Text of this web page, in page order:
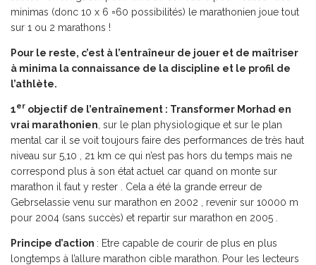
minimas (donc 10 x 6 =60 possibilités) le marathonien joue tout
sur 1 ou 2 marathons !
Pour le reste, c’est à l’entraîneur de jouer et de maîtriser
à minima la connaissance de la discipline et le profil de
l’athlète.
1er objectif de l’entraînement : Transformer Morhad en
vrai marathonien , sur le plan physiologique et sur le plan
mental car il se voit toujours faire des performances de très haut
niveau sur 5,10 , 21 km ce qui n’est pas hors du temps mais ne
correspond plus à son état actuel car quand on monte sur
marathon il faut y rester . Cela a été la grande erreur de
Gebrselassie venu sur marathon en 2002 , revenir sur 10000 m
pour 2004 (sans succès) et repartir sur marathon en 2005 .
Principe d’action : Etre capable de courir de plus en plus
longtemps à l’allure marathon cible marathon. Pour les lecteurs